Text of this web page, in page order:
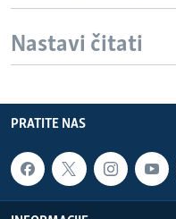
Nastavi čitati
PRATITE NAS